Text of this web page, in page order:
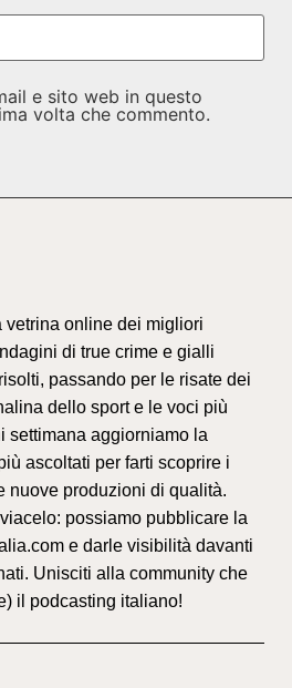
e sito web in questo
volta che commento.
vetrina online dei migliori
di true crime e gialli
passando per le risate dei
dello sport e le voci più
settimana aggiorniamo la
ascoltati per farti scoprire i
nuove produzioni di qualità.
possiamo pubblicare la
e darle visibilità davanti
Unisciti alla community che
il podcasting italiano!